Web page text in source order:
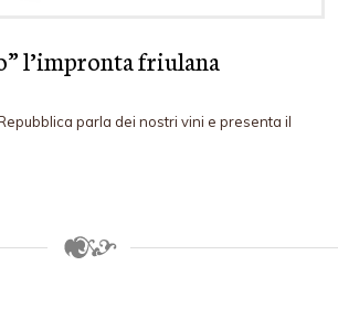
l’impronta friulana
parla dei nostri vini e presenta il